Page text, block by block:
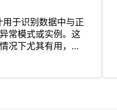
用于识别数据中与正
常模式或实例。这
况下尤其有用，因
异常实例。在这种